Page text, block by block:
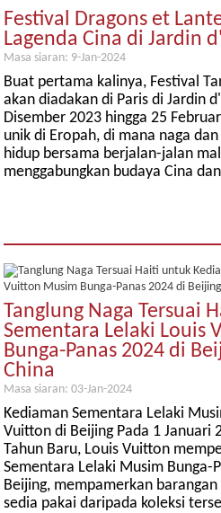
Festival Dragons et
Lagenda Cina di Jardin
Masa siaran: 9-Jan-2024
Buat pertama kalinya, Festival
akan diadakan di Paris di Jardin
Disember 2023 hingga 25
unik di Eropah, di mana naga
hidup bersama berjalan-jalan
menggabungkan budaya Cina
Tanglung Naga Tersuai
Sementara Lelaki Louis
Bunga-Panas 2024 di
China
Masa siaran: 03-Jan-2024
Kediaman Sementara Lelaki
Vuitton di Beijing Pada 1 Januari
Tahun Baru, Louis Vuitton
Sementara Lelaki Musim Bunga-
Beijing, mempamerkan
sedia pakai daripada koleksi